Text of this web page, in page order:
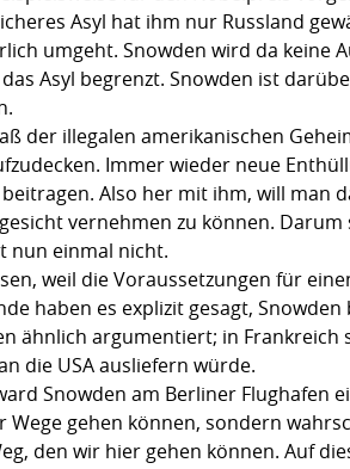
Asyl hat ihm nur Russland
umgeht. Snowden wird da keine
Asyl begrenzt. Snowden ist
der illegalen amerikanischen
Immer wieder neue
Also her mit ihm, will man
vernehmen zu können.
nun einmal nicht.
weil die Voraussetzungen für
haben es explizit gesagt, Snowden
ähnlich argumentiert; in Frankreich
die USA ausliefern würde.
Snowden am Berliner Flughafen
gehen können, sondern
den wir hier gehen können. Auf